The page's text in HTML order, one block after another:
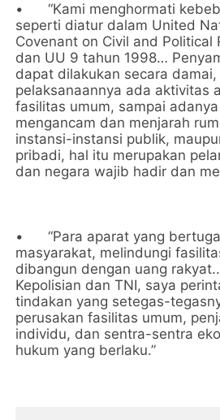
•
“Kami menghormati
seperti diatur dalam United
Covenant on Civil and Political
dan UU 9 tahun 1998…
dapat dilakukan secara
pelaksanaannya ada aktivitas
fasilitas umum, sampai
mengancam dan menjarah
instansi-instansi publik,
pribadi, hal itu merupakan
dan negara wajib hadir dan
•
“Para aparat yang
masyarakat, melindungi
dibangun dengan uang
Kepolisian dan TNI, saya
tindakan yang setegas-
perusakan fasilitas umum,
individu, dan sentra-sentra
hukum yang berlaku.”